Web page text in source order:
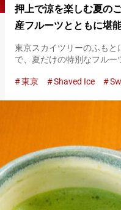
押上で涼を楽しむ夏の
産フルーツとともに堪
東京スカイツリーのふもと
で、夏だけの特別なフル
『堀内果実園』の東京ソラ
東京 Shaved Ice